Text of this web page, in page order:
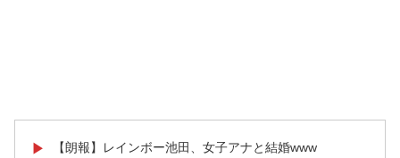
▶ 【朗報】レインボー池田、女子アナと結婚www